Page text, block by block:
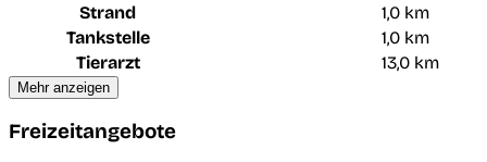
Strand
1,0 km
Tankstelle
1,0 km
Tierarzt
13,0 km
Mehr anzeigen
Freizeitangebote